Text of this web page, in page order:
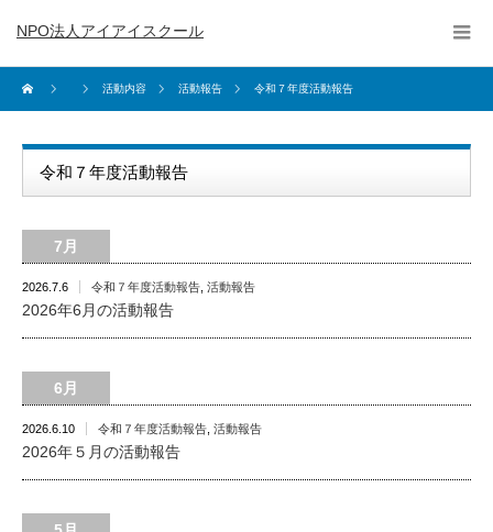
NPO法人アイアイスクール
活動内容 活動報告 令和７年度活動報告
令和７年度活動報告
7月
2026.7.6 令和７年度活動報告 活動報告
2026年6月の活動報告
6月
2026.6.10 令和７年度活動報告 活動報告
2026年５月の活動報告